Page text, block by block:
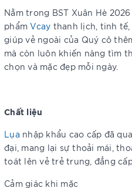
Nằm trong BST Xuân Hè
phẩmVcay thanh lịch, tinh
giúp vẻ ngoài của Quý cô
mà còn luôn khiến nàng tìm
chọn và mặc đẹp mỗi ngày.
Chất liệu
Lụa nhập khẩu cao cấp đã
đại, mang lại sự thoải mái,
toát lên vẻ trẻ trung, đẳng
Cảm giác khi mặc